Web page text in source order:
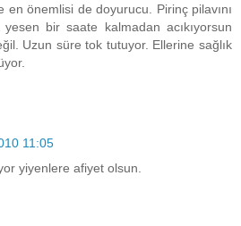
en önemlisi de doyurucu. Pirinç pilavını
bir saate kalmadan acıkıyorsun
Uzun süre tok tutuyor. Ellerine sağlık
11:05
yiyenlere afiyet olsun.